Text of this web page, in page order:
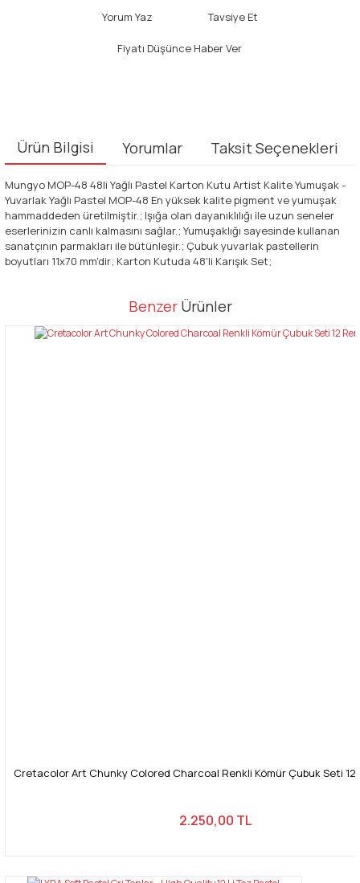
Yorum Yaz Tavsiye Et
Fiyatı Düşünce Haber Ver
Ürün Bilgisi Yorumlar Taksit Seçenekleri
Mungyo MOP-48 48li Yağlı Pastel Karton Kutu Artist Kalite Yumuşak -
Yuvarlak Yağlı Pastel MOP-48 En yüksek kalite pigment ve yumuşak
hammaddeden üretilmiştir.; Işığa olan dayanıklılığı ile uzun seneler
eserlerinizin canlı kalmasını sağlar.; Yumuşaklığı sayesinde kullanan
sanatçının parmakları ile bütünleşir.; Çubuk yuvarlak pastellerin
boyutları 11x70 mm'dir; Karton Kutuda 48'li Karışık Set;
Bu ürüne ilk yorumu siz yapın!
Bu ürünün fiyat bilgisi, resim, ürün açıklamalarında ve diğer
tarafımıza iletebilirsiniz.
Benzer Ürünler
Cretacolor Art Chunky Colored Charcoal Renkli Kömür Çubuk Seti 12
2.250,00 TL